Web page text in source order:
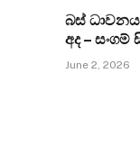
බස්
අද –
June 2, 2026